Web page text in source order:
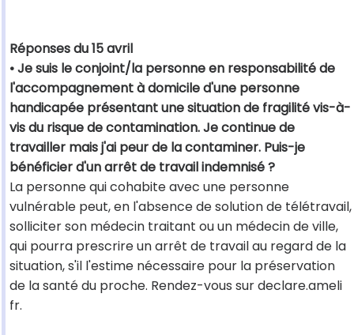
Réponses du 15 avril
• Je suis le conjoint/la personne en responsabilité de
l'accompagnement à domicile d'une personne
handicapée présentant une situation de fragilité vis-à-
vis du risque de contamination. Je continue de
travailler mais j'ai peur de la contaminer. Puis-je
bénéficier d'un arrêt de travail indemnisé ?
La personne qui cohabite avec une personne
vulnérable peut, en l'absence de solution de télétravail,
solliciter son médecin traitant ou un médecin de ville,
qui pourra prescrire un arrêt de travail au regard de la
situation, s'il l'estime nécessaire pour la préservation
de la santé du proche. Rendez-vous sur declare.ameli
fr.